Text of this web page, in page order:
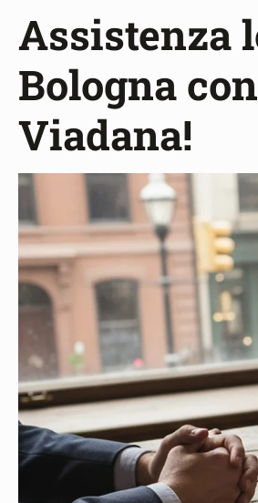
Assistenza
Bologna
Viadana!